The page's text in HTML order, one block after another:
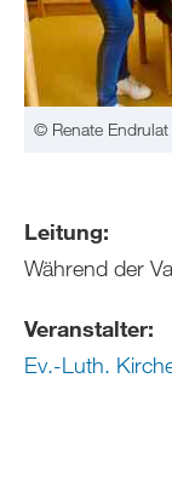
© Renate Endrulat
Leitung:
Während der
Veranstalter:
Ev.-Luth.